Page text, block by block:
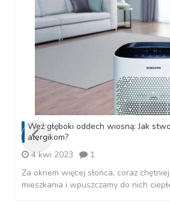
Weź głęboki oddech wiosną: Jak
alergikom?
4 kwi 2023
1
Za oknem więcej słońca, coraz
mieszkania i wpuszczamy do nich